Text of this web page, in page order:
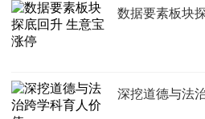
数据要素板块
深挖道德与法